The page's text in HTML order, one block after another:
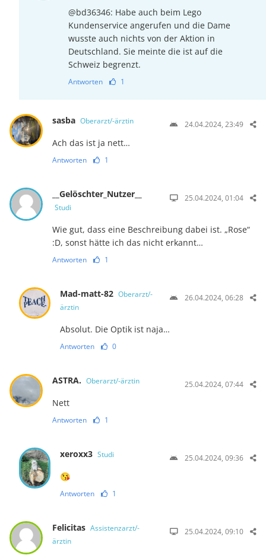
@bd36346: Habe auch beim Lego
Kundenservice angerufen und die Dame
wusste auch nichts von der Aktion in
Deutschland. Sie meinte die ist auf die
Schweiz begrenzt.
Antworten 1
sasba Oberarzt/-ärztin 24.04.2024, 23:49
Ach das ist ja nett…
Antworten 1
__Gelöschter_Nutzer__
Studi
25.04.2024, 01:04
Wie gut, dass eine Beschreibung dabei ist. „Rose“
:D, sonst hätte ich das nicht erkannt…
Antworten 1
Mad-matt-82 Oberarzt/-
ärztin
26.04.2024, 06:28
Absolut. Die Optik ist naja…
Antworten 0
ASTRA. Oberarzt/-ärztin 25.04.2024, 07:44
Nett
Antworten 1
xeroxx3 Studi 25.04.2024, 09:36
😘
Antworten 1
Felicitas Assistenzarzt/-
ärztin
25.04.2024, 09:10